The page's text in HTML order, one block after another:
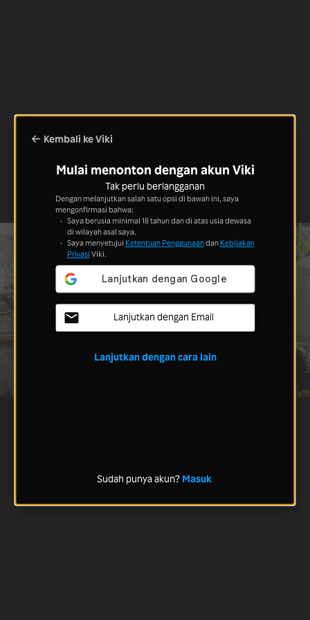
Kembali ke Viki
Mulai menonton dengan akun Viki
Tak perlu berlangganan
Dengan melanjutkan salah satu opsi di bawah ini, saya
mengonfirmasi bahwa:
Saya berusia minimal 18 tahun dan di atas usia dewasa
di wilayah asal saya.
Saya menyetujui Ketentuan Penggunaandan Kebijakan
Privasi Viki.
Lanjutkan dengan Email
Lanjutkan dengan cara lain
Sudah punya akun? Masuk